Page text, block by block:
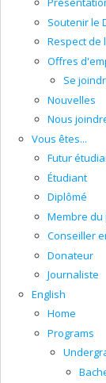
Soutenir le
Respect de
Offres
Se
Nouvelles
Nous
Vous êtes...
Futur
Étudiant
Diplômé
Membre
Conseiller
Donateur
Journaliste
English
Home
Programs